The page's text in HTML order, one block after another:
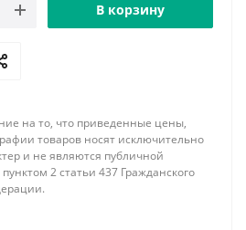
В корзину
на то, что приведенные цены,
товаров носят исключительно
и не являются публичной
2 статьи 437 Гражданского